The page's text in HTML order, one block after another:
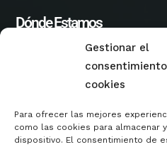
Gestionar el
cookies
Para ofrecer las mejores
como las cookies para almacenar
dispositivo. El consentimiento de
Dónde Estamos
Dirección Fábrica Albacete:
Parque Empresarial
134, A.C. 5399, 02007,
España.
Servicios